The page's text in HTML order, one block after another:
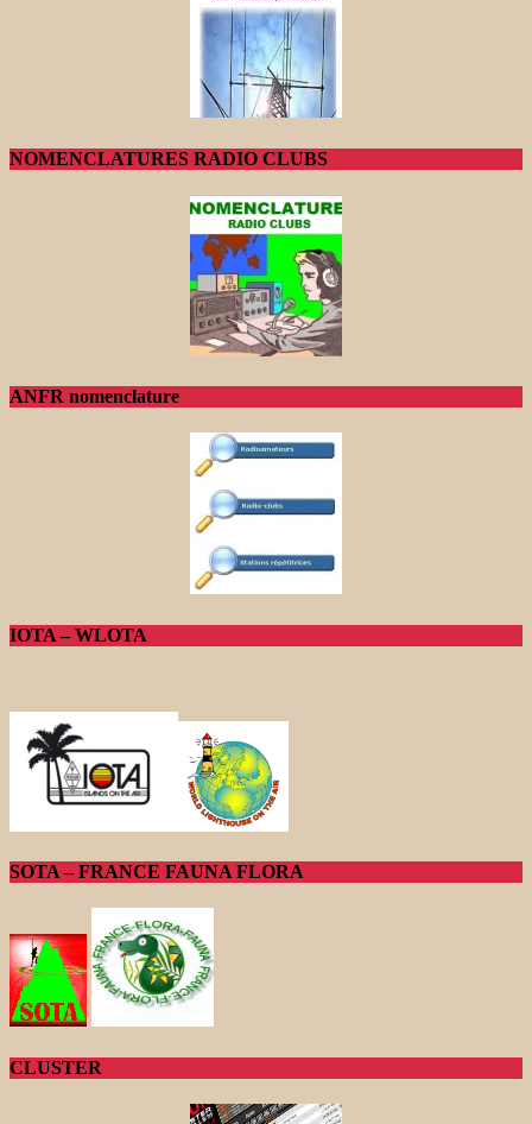
NOMENCLATURES RADIO CLUBS
ANFR nomenclature
IOTA – WLOTA
SOTA – FRANCE FAUNA FLORA
CLUSTER